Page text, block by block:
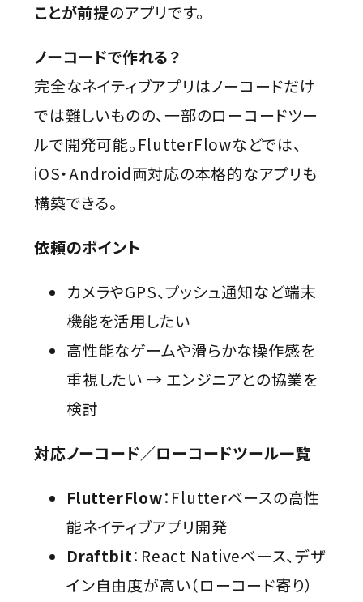
ことが前提のアプリです。
ノーコードで作れる？
完全なネイティブアプリはノーコードだけ
では難しいものの、一部のローコードツー
ルで開発可能。FlutterFlowなどでは、
iOS・Android両対応の本格的なアプリも
構築できる。
依頼のポイント
カメラやGPS、プッシュ通知など端末
機能を活用したい
高性能なゲームや滑らかな操作感を
重視したい → エンジニアとの協業を
検討
対応ノーコード／ローコードツール一覧
FlutterFlow：Flutterベースの高性
能ネイティブアプリ開発
Draftbit：React Nativeベース、デザ
イン自由度が高い（ローコード寄り）